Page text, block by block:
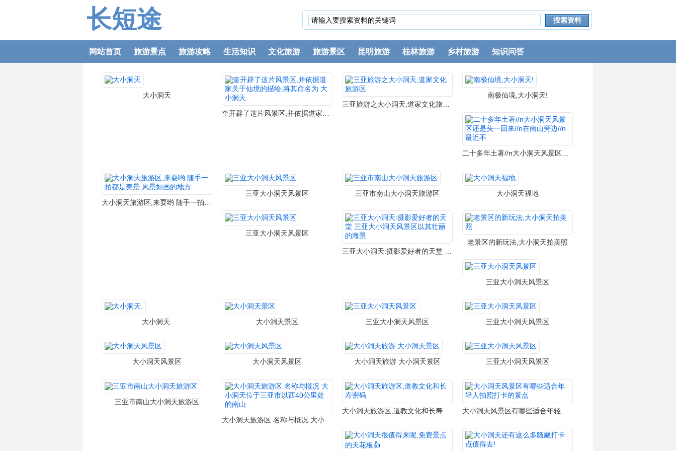
长短途
网站首页 旅游景点 旅游攻略 生活知识 文化旅游 旅游景区 昆明旅游 桂林旅游 乡村旅游 知识问答
大小洞天 南极仙境,大小洞天!
二十多年土著//n大小洞天风景区还是头一回来//n在南山旁边//n最近不
三亚大小洞天风景区 三亚市南山大小洞天旅游区 大小洞天福地
三亚大小洞天风景区
老景区的新玩法,大小洞天拍美照
三亚大小洞天风景区
大小洞天. 大小洞天景区 三亚大小洞天风景区 三亚大小洞天风景区
大小洞天风景区 大小洞天风景区 大小洞天旅游 大小洞天景区 三亚大小洞天风景区
三亚市南山大小洞天旅游区
大小洞天旅游区 名称与概况 大小洞天位于三亚市以西40公里处的南山
大小洞天旅游区,道教文化和长寿密码